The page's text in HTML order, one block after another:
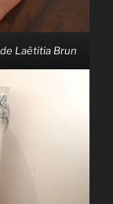
Laëtitia Brun